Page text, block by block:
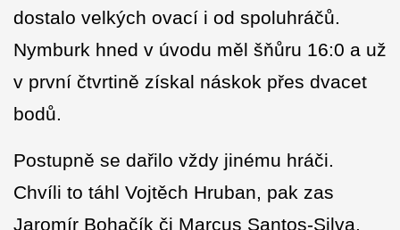
dostalo velkých ovací i od spoluhráčů.
Nymburk hned v úvodu měl šňůru 16:0 a už
v první čtvrtině získal náskok přes dvacet
bodů.
Postupně se dařilo vždy jinému hráči.
Chvíli to táhl Vojtěch Hruban, pak zas
Jaromír Bohačík či Marcus Santos-Silva.